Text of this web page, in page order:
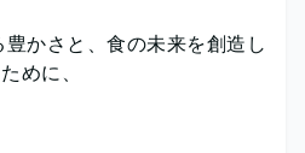
かさと、食の未来を創造し
めに、